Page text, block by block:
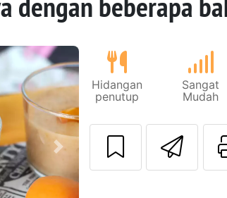
Berikutnya
Hidangan
penutup
Sangat
Mudah